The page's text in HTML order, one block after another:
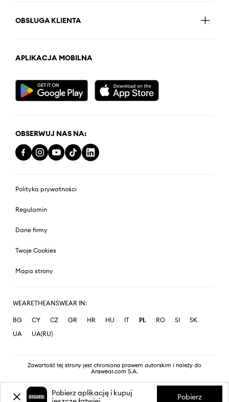
OBSŁUGA KLIENTA
APLIKACJA MOBILNA
OBSERWUJ NAS NA:
Polityka prywatności
Regulamin
Dane firmy
Twoje Cookies
Mapa strony
WEARETHEANSWEAR IN:
BG CY CZ GR HR HU IT PL RO SI
SK
UA
UA(RU)
Zawartość tej strony jest chroniona prawem autorskim i należy do
Answear.com S.A.
Pobierz aplikację i kupuj
Pobierz